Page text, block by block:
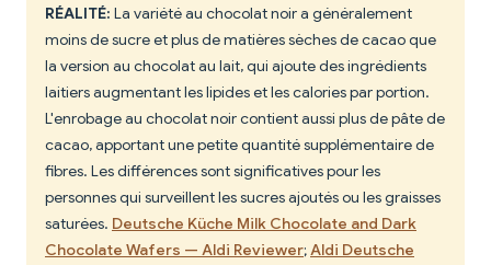
RÉALITÉ: La variété au chocolat noir a généralement
moins de sucre et plus de matières sèches de cacao que
la version au chocolat au lait, qui ajoute des ingrédients
laitiers augmentant les lipides et les calories par portion.
L'enrobage au chocolat noir contient aussi plus de pâte de
cacao, apportant une petite quantité supplémentaire de
fibres. Les différences sont significatives pour les
personnes qui surveillent les sucres ajoutés ou les graisses
saturées. Deutsche Küche Milk Chocolate and Dark
Chocolate Wafers — Aldi Reviewer;Aldi Deutsche